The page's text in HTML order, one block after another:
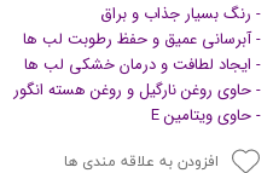
- رنگ بسیار جذاب و براق
- آبرسانی عمیق و حفظ رطوبت لب ها
- ایجاد لطافت و درمان خشکی لب ها
- حاوی روغن نارگیل و روغن هسته انگور
- حاوی ویتامین E
افزودن به علاقه مندی ها